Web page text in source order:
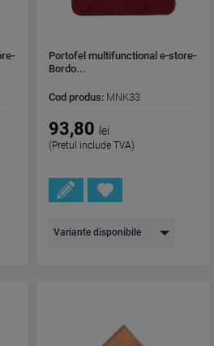
Portofel multifunctional e-store-
Bordo...
Cod produs: MNK33
93,80 lei
(Pretul include TVA)
Variante disponibile